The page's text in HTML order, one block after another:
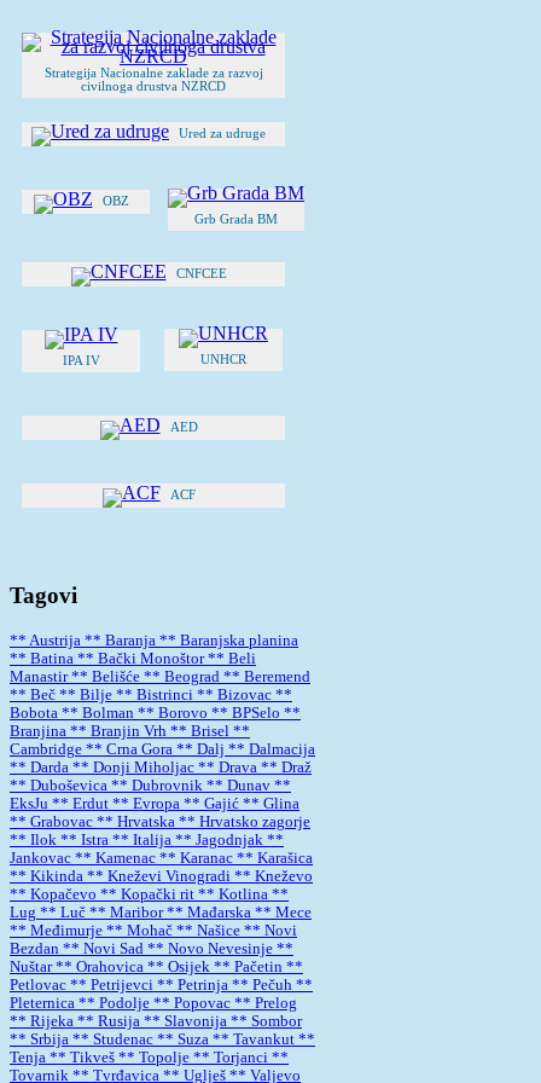
Strategija Nacionalne zaklade za razvoj
civilnoga drustva NZRCD
Ured za udruge
OBZ
Grb Grada BM
CNFCEE
IPA IV UNHCR
AED
ACF
Tagovi
** Austrija ** Baranja ** Baranjska planina
** Batina ** Bački Monoštor** Beli
Manastir** Belišće ** Beograd ** Beremend
** Beč ** Bilje ** Bistrinci ** Bizovac **
Bobota ** Bolman ** Borovo ** BPSelo **
Branjina ** Branjin Vrh ** Brisel **
Cambridge ** Crna Gora ** Dalj ** Dalmacija
** Darda ** Donji Miholjac ** Drava ** Draž
** Duboševica ** Dubrovnik ** Dunav **
EksJu ** Erdut ** Evropa ** Gajić ** Glina
** Grabovac ** Hrvatska ** Hrvatsko zagorje
** Ilok ** Istra ** Italija ** Jagodnjak **
Jankovac ** Kamenac ** Karanac ** Karašica
** Kikinda ** Kneževi Vinogradi ** Kneževo
** Kopačevo ** Kopački rit ** Kotlina **
Lug ** Luč ** Maribor** Mađarska ** Mece
** Međimurje ** Mohač ** Našice ** Novi
Bezdan ** Novi Sad ** Novo Nevesinje **
Nuštar** Orahovica ** Osijek ** Pačetin **
Petlovac ** Petrijevci ** Petrinja ** Pečuh **
Pleternica ** Podolje ** Popovac ** Prelog
** Rijeka ** Rusija ** Slavonija ** Sombor
** Srbija ** Studenac ** Suza ** Tavankut **
Tenja ** Tikveš ** Topolje ** Torjanci **
Tovarnik ** Tvrđavica ** Uglješ ** Valjevo